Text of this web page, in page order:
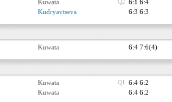
Kuwata Q2 6:1 6:4
Kudryavtseva 6:3 6:3
Kuwata 6:4 7:6(4)
Kuwata Q1 6:4 6:2
Kuwata 6:4 6:2